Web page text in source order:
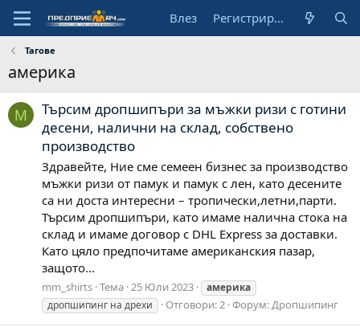
Влез Регистрирай се
Тагове
америка
M
Търсим дропшипъри за мъжки ризи с готини
десени, налични на склад, собствено
производство
Здравейте, Ние сме семеен бизнес за производство
мъжки ризи от памук и памук с лен, като десените
са ни доста интересни – тропически,летни,парти.
Търсим дропшипъри, като имаме налична стока на
склад и имаме договор с DHL Express за доставки.
Като цяло предпочитаме американския пазар,
защото...
mm_shirts Тема 25 Юли 2023
америка
дропшипинг на дрехи
Отговори: 2 Форум:Дропшипинг